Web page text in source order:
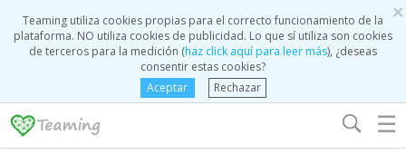
×
Teaming utiliza cookies propias para el correcto funcionamiento de la
plataforma. NO utiliza cookies de publicidad. Lo que sí utiliza son cookies
de terceros para la medición (haz click aquí para leer más), ¿deseas
consentir estas cookies?
Aceptar
Rechazar
☰